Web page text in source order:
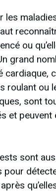
les
ou
grand
cardiaque,
roulant ou
sont
et peuvent
sont
pour